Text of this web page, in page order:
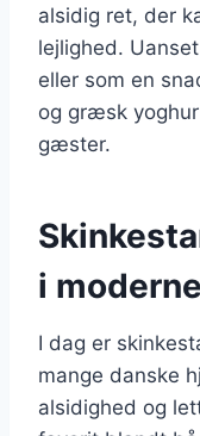
alsidig ret, der
lejlighed.
eller som en
og græsk
gæster.
i
I dag er
mange danske
alsidighed og